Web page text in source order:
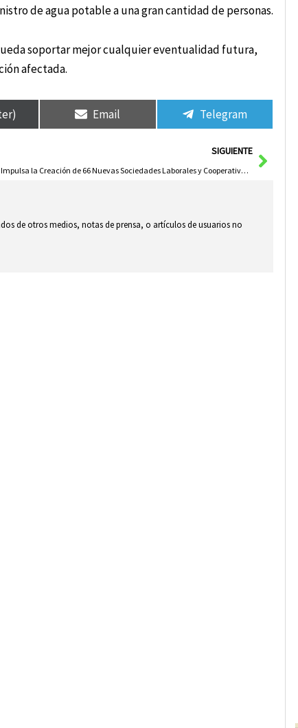
de agua potable a una gran cantidad de personas.
soportar mejor cualquier eventualidad futura,
afectada.
Email Telegram
SIGUIENTE
C-LM Impulsa la Creación de 66 Nuevas Sociedades Laborales y Cooperativas para 2024
de otros medios, notas de prensa, o artículos de usuarios no